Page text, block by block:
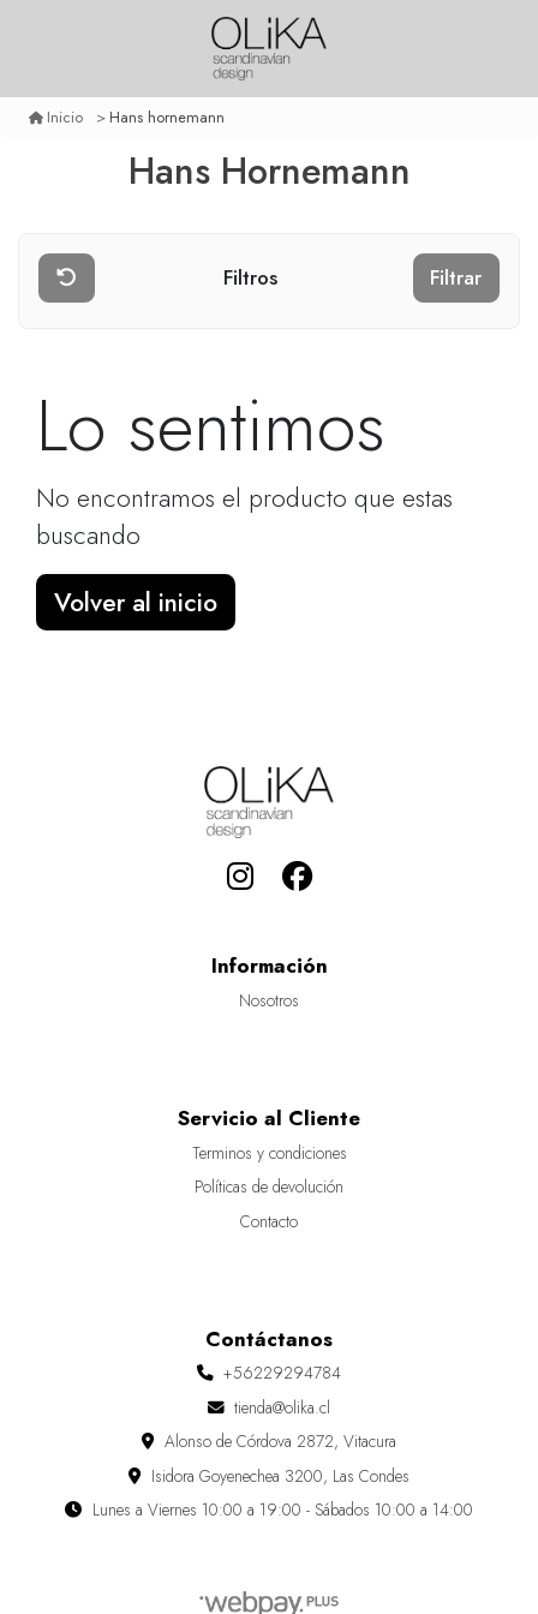
Inicio Hans hornemann
Hans Hornemann
Filtros Filtrar
Lo sentimos
No encontramos el producto que estas
buscando
Volver al inicio
Información
Nosotros
Servicio al Cliente
Terminos y condiciones
Políticas de devolución
Contacto
Contáctanos
+56229294784
tienda@olika.cl
Alonso de Córdova 2872, Vitacura
Isidora Goyenechea 3200, Las Condes
Lunes a Viernes 10:00 a 19:00 - Sábados 10:00 a 14:00